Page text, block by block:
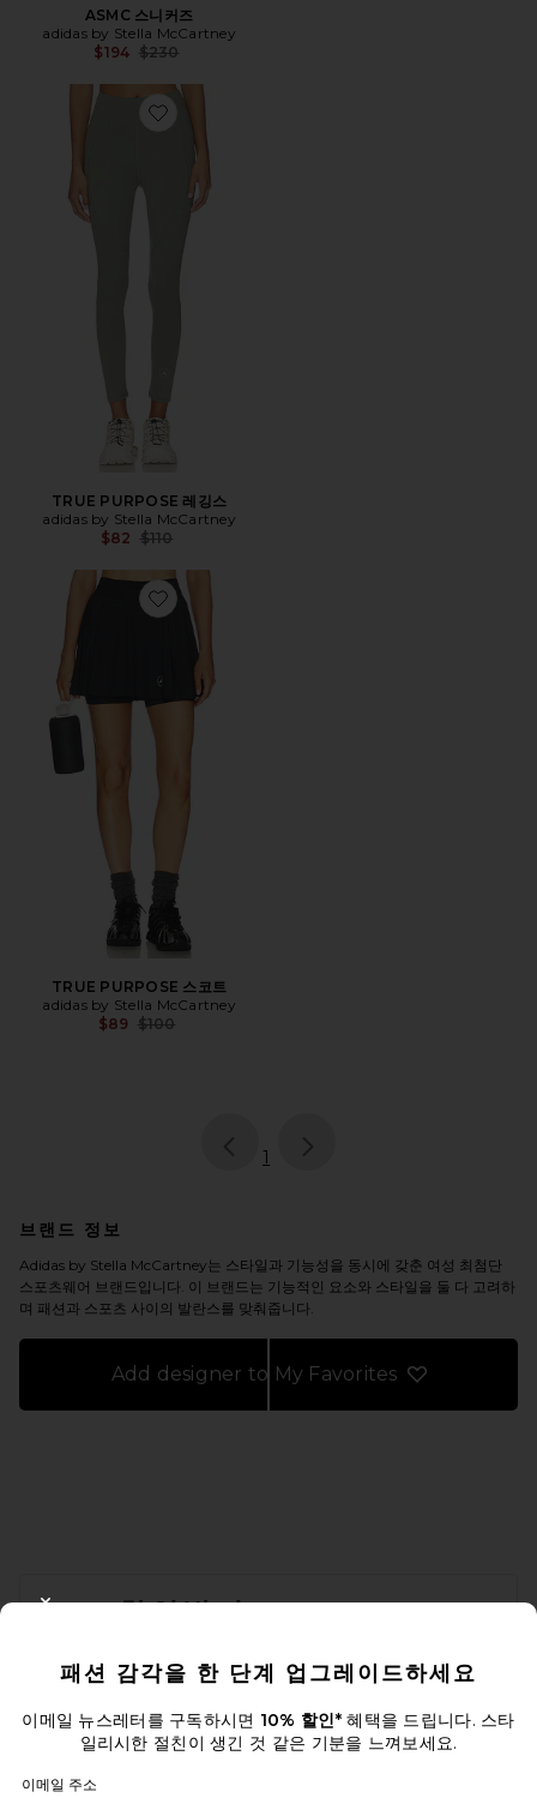
ASMC 스니커즈
adidas by Stella McCartney
$194 Previous price:
$230
Favorite TRUE PURPOSE 레깅스
TRUE PURPOSE 레깅스
adidas by Stella McCartney
$82 Previous price:
$110
Favorite TRUE PURPOSE 스코트
TRUE PURPOSE 스코트
adidas by Stella McCartney
$89 Previous price:
$100
page
1
브랜드 정보
Adidas by Stella McCartney는 스타일과 기능성을 동시에 갖춘 여성 최첨단
스포츠웨어 브랜드입니다. 이 브랜드는 기능적인 요소와 스타일을 둘 다 고려하
며 패션과 스포츠 사이의 발란스를 맞춰줍니다.
Add designer to My Favorites
10% 할인받기
부 가능합니다.개인 정보 정책
Email Address
Sign Up
패션 감각을 한 단계 업그레이드하세요
이메일 뉴스레터를 구독하시면 10% 할인*혜택을 드립니다. 스타
일리시한 절친이 생긴 것 같은 기분을 느껴보세요.
이메일 주소